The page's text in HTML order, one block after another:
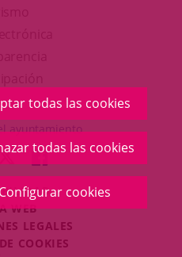
todas las cookies
todas las cookies
Configurar cookies
en
una
ventana
nueva.
aplicación
externa.
ayuntamiento
ENLACE
A
UNA
APLICACIÓN
EXTERNA.
ENLACE
A
UNA
EXTERNA.
WEB
LEGALES
COOKIES